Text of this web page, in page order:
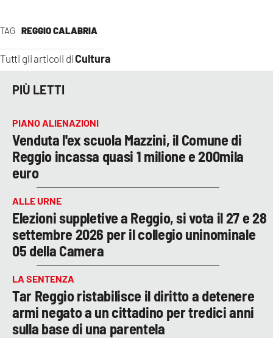
TAG REGGIO CALABRIA
Tutti gli articoli diCultura
PIÙ LETTI
PIANO ALIENAZIONI
Venduta l'ex scuola Mazzini, il Comune di
Reggio incassa quasi 1 milione e 200mila
euro
ALLE URNE
Elezioni suppletive a Reggio, si vota il 27 e 28
settembre 2026 per il collegio uninominale
05 della Camera
LA SENTENZA
Tar Reggio ristabilisce il diritto a detenere
armi negato a un cittadino per tredici anni
sulla base di una parentela